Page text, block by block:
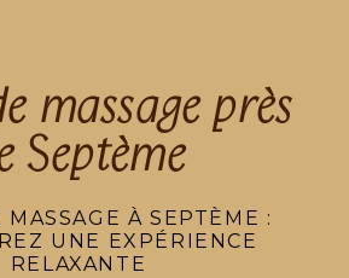
massage près
Septème
MASSAGE À SEPTÈME :
UNE EXPÉRIENCE
RELAXANTE